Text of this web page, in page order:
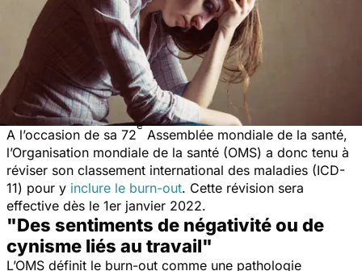
A l’occasion de sa 72
e
Assemblée mondiale de la santé,
l’Organisation mondiale de la santé (OMS) a donc tenu à
réviser son classement international des maladies (ICD-
11) pour y inclure le burn-out. Cette révision sera
effective dès le 1er janvier 2022.
"Des sentiments de négativité ou de
cynisme liés au travail"
L’OMS définit le burn-out comme une pathologie